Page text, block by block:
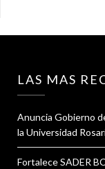
LAS MAS
Anuncia Gobierno
la Universidad
Fortalece SADER